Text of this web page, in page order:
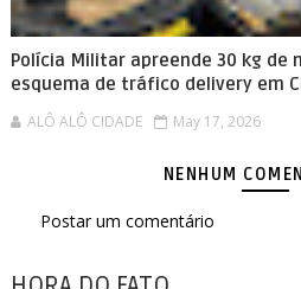
Polícia Militar apreende 30 kg de
esquema de tráfico delivery em
ALÔ ALÔ CIDADE May 17, 2026
NENHUM
Postar um comentário